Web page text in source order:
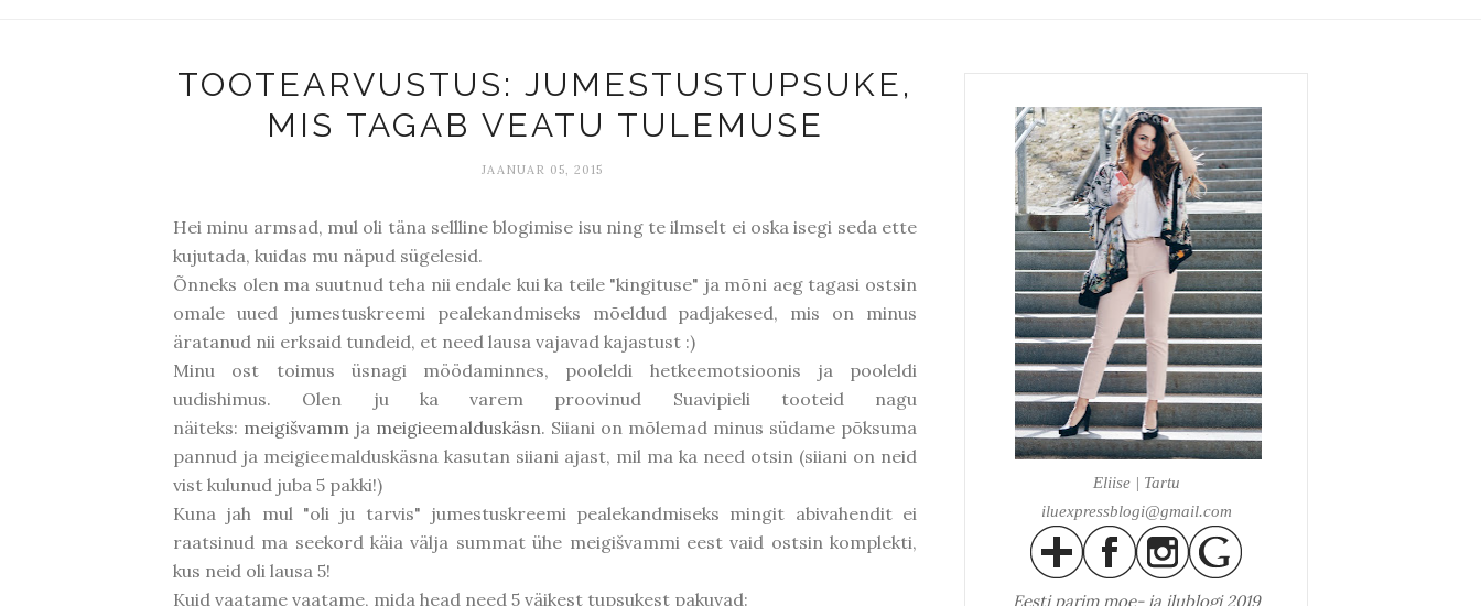
TOOTEARVUSTUS: JUMESTUSTUPSUKE,
MIS TAGAB VEATU TULEMUSE
JAANUAR 05, 2015
Hei minu armsad, mul oli täna sellline blogimise isu ning te ilmselt ei oska isegi seda ette
kujutada, kuidas mu näpud sügelesid.
Õnneks olen ma suutnud teha nii endale kui ka teile "kingituse" ja mõni aeg tagasi ostsin
omale uued jumestuskreemi pealekandmiseks mõeldud padjakesed, mis on minus
äratanud nii erksaid tundeid, et need lausa vajavad kajastust :)
Minu ost toimus üsnagi möödaminnes, pooleldi hetkeemotsioonis ja pooleldi
uudishimus. Olen ju ka varem proovinud Suavipieli tooteid nagu
näiteks: meigišvamm ja meigieemalduskäsn. Siiani on mõlemad minus südame põksuma
pannud ja meigieemalduskäsna kasutan siiani ajast, mil ma ka need otsin (siiani on neid
vist kulunud juba 5 pakki!)
Kuna jah mul "oli ju tarvis" jumestuskreemi pealekandmiseks mingit abivahendit ei
raatsinud ma seekord käia välja summat ühe meigišvammi eest vaid ostsin komplekti,
kus neid oli lausa 5!
Kuid vaatame vaatame, mida head need 5 väikest tupsukest pakuvad:
Eliise | Tartu
iluexpressblogi@gmail.com
Eesti parim moe- ja ilublogi 2019